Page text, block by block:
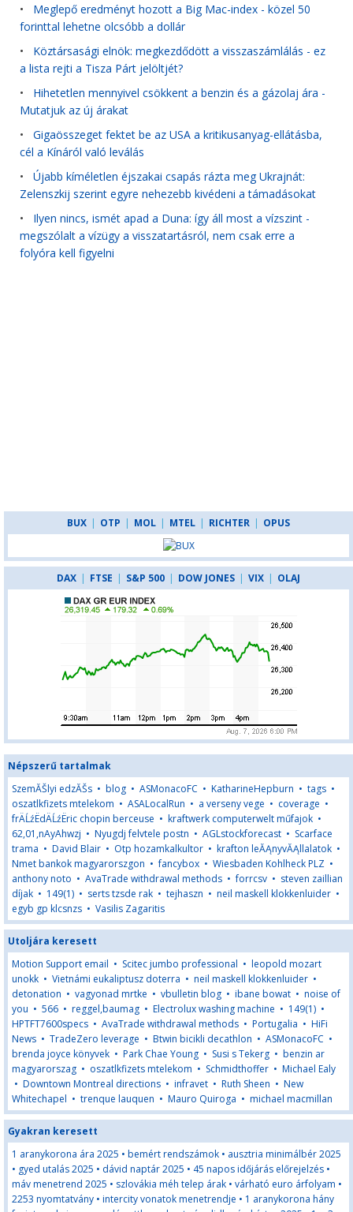
• Meglepő eredményt hozott a Big Mac-index - közel 50
forinttal lehetne olcsóbb a dollár
• Köztársasági elnök: megkezdődött a visszaszámlálás - ez
a lista rejti a Tisza Párt jelöltjét?
• Hihetetlen mennyivel csökkent a benzin és a gázolaj ára -
Mutatjuk az új árakat
• Gigaösszeget fektet be az USA a kritikusanyag-ellátásba,
cél a Kínáról való leválás
• Újabb kíméletlen éjszakai csapás rázta meg Ukrajnát:
Zelenszkij szerint egyre nehezebb kivédeni a támadásokat
• Ilyen nincs, ismét apad a Duna: így áll most a vízszint -
megszólalt a vízügy a visszatartásról, nem csak erre a
folyóra kell figyelni
BUX | OTP | MOL | MTEL | RICHTER | OPUS
DAX | FTSE | S&P 500 | DOW JONES | VIX | OLAJ
Népszerű tartalmak
SzemĂŠlyi edzĂŠs • blog • ASMonacoFC • KatharineHepburn • tags •
oszatlkfizets mtelekom • ASALocalRun • a verseny vege • coverage •
frÄĹźËdÄĹźËric chopin berceuse • kraftwerk computerwelt műfajok •
62,01,nAyAhwzj • Nyugdj felvtele postn • AGLstockforecast • Scarface
trama • David Blair • Otp hozamkalkultor • krafton leĂĄnyvĂĄllalatok •
Nmet bankok magyarorszgon •fancybox • Wiesbaden Kohlheck PLZ •
anthony noto • AvaTrade withdrawal methods •forrcsv • steven zaillian
díjak • 149(1) • serts tzsde rak • tejhaszn • neil maskell klokkenluider •
egyb gp klcsnzs • Vasilis Zagaritis
Utoljára keresett
Motion Support email • Scitec jumbo professional • leopold mozart
unokk • Vietnámi eukaliptusz doterra • neil maskell klokkenluider •
detonation • vagyonad mrtke • vbulletin blog • ibane bowat • noise of
you • 566 • reggel,baumag • Electrolux washing machine • 149(1) •
HPTFT7600specs • AvaTrade withdrawal methods • Portugalia • HiFi
News • TradeZero leverage • Btwin bicikli decathlon • ASMonacoFC •
brenda joyce könyvek • Park Chae Young • Susi s Tekerg • benzin ar
magyarorszag • oszatlkfizets mtelekom • Schmidthoffer • Michael Ealy
• Downtown Montreal directions • infravet • Ruth Sheen • New
Whitechapel • trenque lauquen • Mauro Quiroga • michael macmillan
Gyakran keresett
1 aranykorona ára 2025 • bemért rendszámok • ausztria minimálbér 2025
• gyed utalás 2025 • dávid naptár 2025 • 45 napos időjárás előrejelzés •
máv menetrend 2025 • szlovákia méh telep árak • várható euro árfolyam •
2253 nyomtatvány • intercity vonatok menetrendje • 1 aranykorona hány